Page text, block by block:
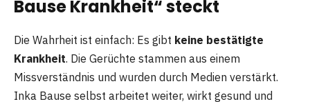
Bause Krankheit“ steckt
Die Wahrheit ist einfach: Es gibt keine bestätigte
Krankheit. Die Gerüchte stammen aus einem
Missverständnis und wurden durch Medien verstärkt.
Inka Bause selbst arbeitet weiter, wirkt gesund und